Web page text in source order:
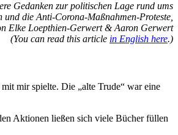
Gedanken zur politischen Lage rund ums
und die Anti-Corona-Maßnahmen-Proteste,
Elke Loepthien-Gerwert & Aaron Gerwert
(You can read this article in English here.)
mir spielte. Die „alte Trude“ war eine
Aktionen ließen sich viele Bücher füllen